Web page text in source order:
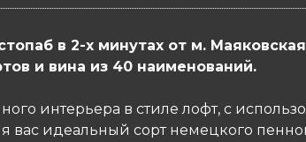
в 2-х минутах от м.
и вина из 40 наименований.
интерьера в стиле лофт, с
вас идеальный сорт немецкого